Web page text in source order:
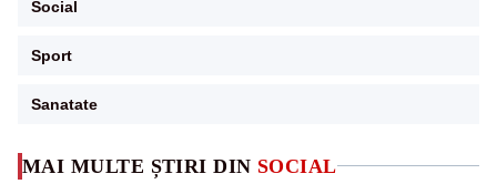
MAI MULTE ȘTIRI DIN SOCIAL
Social
Sport
Sanatate